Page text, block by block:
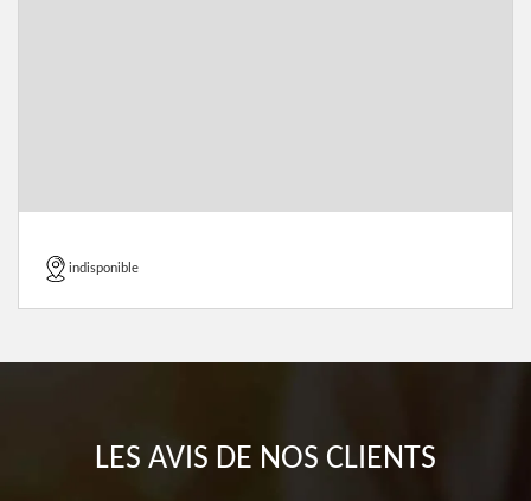
indisponible
LES AVIS DE NOS CLIENTS